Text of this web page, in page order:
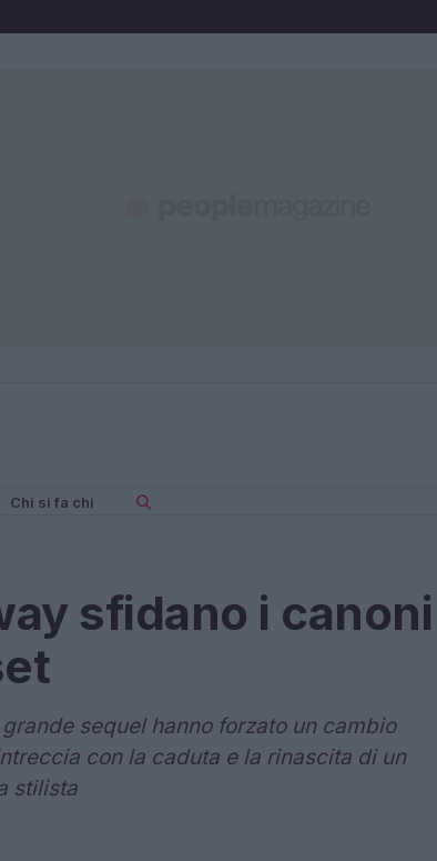
Chi si fa chi
sfidano i canoni
sequel hanno forzato un cambio
con la caduta e la rinascita di un
stilista